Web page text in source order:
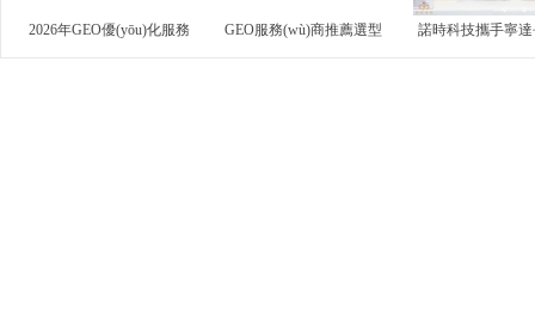
2026年GEO優(yōu)化服務
GEO服務(wù)商推薦選型
諾時科技攜手寧達長